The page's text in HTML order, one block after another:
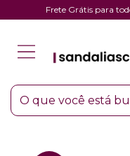
Frete Grátis para